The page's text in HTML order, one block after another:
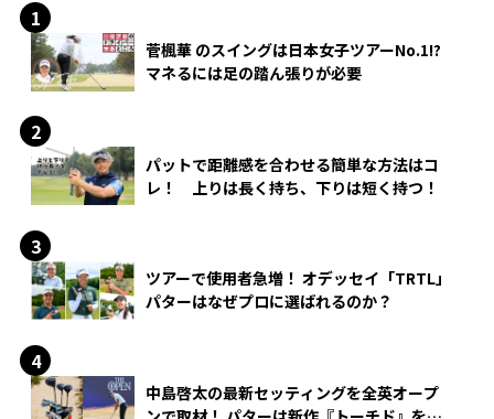
菅楓華 のスイングは日本女子ツアーNo.1!?
マネるには足の踏ん張りが必要
パットで距離感を合わせる簡単な方法はコ
レ！ 上りは長く持ち、下りは短く持つ！
ツアーで使用者急増！ オデッセイ「TRTL」
パターはなぜプロに選ばれるのか？
中島啓太の最新セッティングを全英オープ